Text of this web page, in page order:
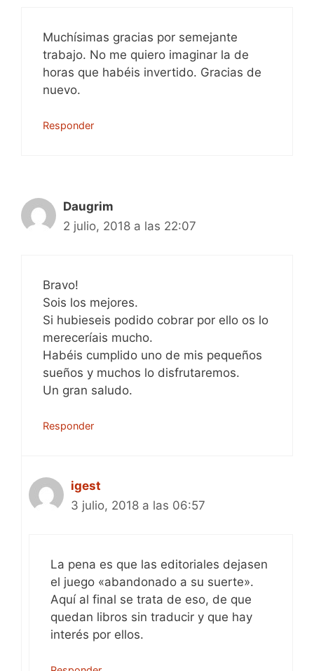
Muchísimas gracias por semejante
trabajo. No me quiero imaginar la de
horas que habéis invertido. Gracias de
nuevo.
Responder
Daugrim
2 julio, 2018 a las 22:07
Bravo!
Sois los mejores.
Si hubieseis podido cobrar por ello os lo
mereceríais mucho.
Habéis cumplido uno de mis pequeños
sueños y muchos lo disfrutaremos.
Un gran saludo.
Responder
igest
3 julio, 2018 a las 06:57
La pena es que las editoriales dejasen
el juego «abandonado a su suerte».
Aquí al final se trata de eso, de que
quedan libros sin traducir y que hay
interés por ellos.